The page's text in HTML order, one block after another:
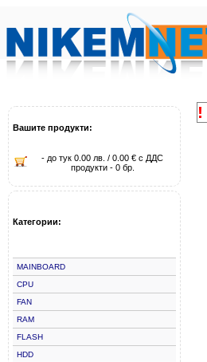
Вашите продукти:
- до тук 0.00 лв. / 0.00 € с ДДС
продукти - 0 бр.
Категории:
MAINBOARD
CPU
FAN
RAM
FLASH
HDD
!